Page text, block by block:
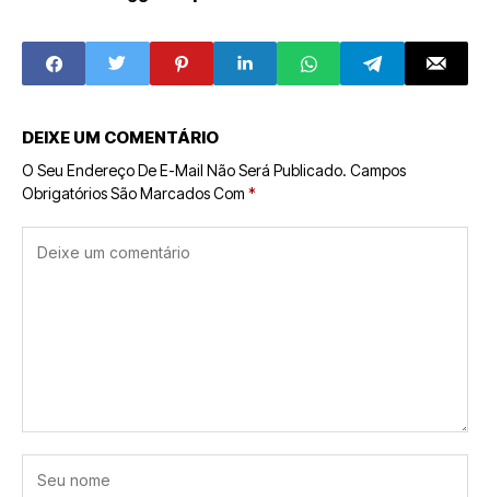
Fãs de Mushoku
Tensei
2027
DEIXE UM COMENTÁRIO
O Seu Endereço De E-Mail Não Será Publicado. Campos
Obrigatórios São Marcados Com *